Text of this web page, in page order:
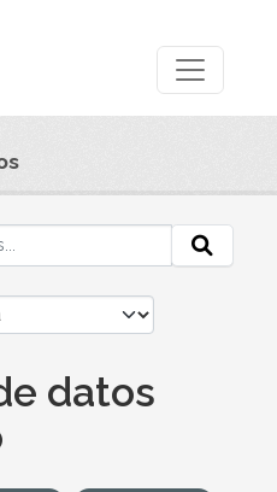
datos